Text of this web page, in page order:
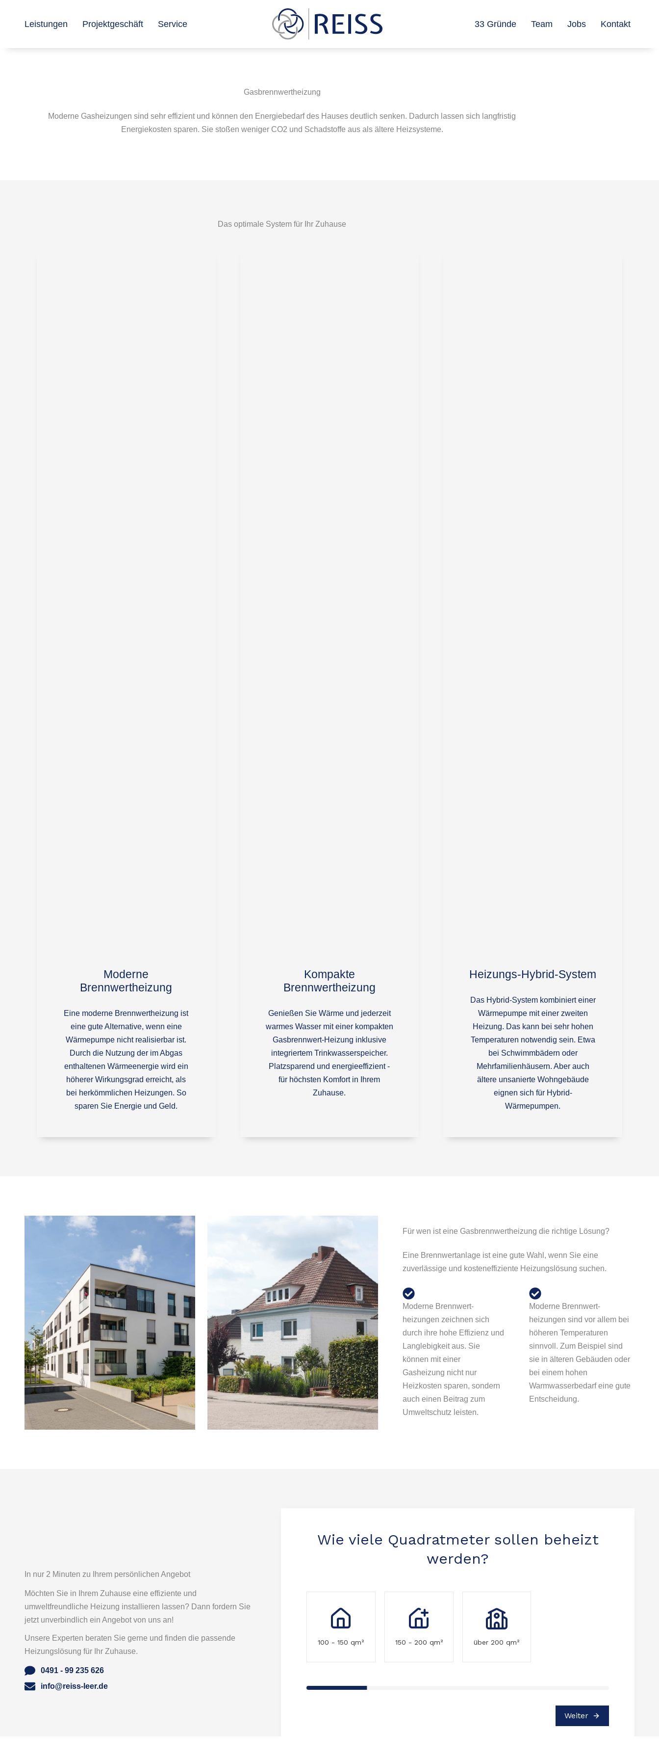
Leistungen Projektgeschäft Service 33 Gründe Team Jobs Kontakt
Gasbrennwert­heizung
Moderne Gasheizungen sind sehr effizient und können den Energiebedarf des Hauses deutlich senken. Dadurch lassen sich langfristig
Energiekosten sparen. Sie stoßen weniger CO2 und Schadstoffe aus als ältere Heizsysteme.
Das optimale System für Ihr Zuhause
Moderne
Brennwertheizung
Eine moderne Brennwertheizung ist
eine gute Alternative, wenn eine
Wärmepumpe nicht realisierbar ist.
Durch die Nutzung der im Abgas
enthaltenen Wärmeenergie wird ein
höherer Wirkungsgrad erreicht, als
bei herkömmlichen Heizungen. So
sparen Sie Energie und Geld.
Kompakte
Brennwertheizung
Genießen Sie Wärme und jederzeit
warmes Wasser mit einer kompakten
Gasbrennwert-Heizung inklusive
integriertem Trinkwasserspeicher.
Platzsparend und energieeffizient -
für höchsten Komfort in Ihrem
Zuhause.
Heizungs-Hybrid-System
Das Hybrid-System kombiniert einer
Wärmepumpe mit einer zweiten
Heizung. Das kann bei sehr hohen
Temperaturen notwendig sein. Etwa
bei Schwimm­bädern oder
Mehrfamilienhäusern. Aber auch
ältere unsanierte Wohngebäude
eignen sich für Hybrid-
Wärmepumpen.
Für wen ist eine Gas­brennwert­heizung die richtige Lösung?
Eine Brennwertanlage ist eine gute Wahl, wenn Sie eine
zuverlässige und kosteneffiziente Heizungslösung suchen.
Moderne Brennwert­
heizungen zeichnen sich
durch ihre hohe Effizienz und
Langlebigkeit aus. Sie
können mit einer
Gasheizung nicht nur
Heizkosten sparen, sondern
auch einen Beitrag zum
Umweltschutz leisten.
Moderne Brennwert­
heizungen sind vor allem bei
höheren Temperaturen
sinnvoll. Zum Beispiel sind
sie in älteren Gebäuden oder
bei einem hohen
Warmwasserbedarf eine gute
Entscheidung.
In nur 2 Minuten zu Ihrem persönlichen Angebot
Möchten Sie in Ihrem Zuhause eine effiziente und
umweltfreundliche Heizung installieren lassen? Dann fordern Sie
jetzt unverbindlich ein Angebot von uns an!
Unsere Experten beraten Sie gerne und finden die passende
Heizungslösung für Ihr Zuhause.
0491 - 99 235 626
info@reiss-leer.de